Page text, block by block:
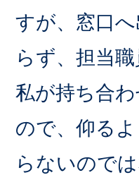
すが、窓口
らず、担当
私が持ち合
ので、仰る
らないので